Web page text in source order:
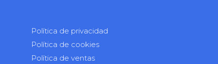
Política de privacidad
Política de cookies
Política de ventas